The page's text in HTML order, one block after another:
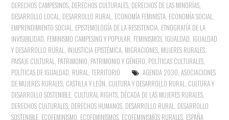
DERECHOS CAMPESINOS, DERECHOS CULTURALES, DERECHOS DE LAS MINORÍAS,
DESARROLLO LOCAL, DESARROLLO RURAL, ECONOMÍA FEMINISTA, ECONOMÍA SOCIAL,
EMPRENDIMIENTO SOCIAL, EPISTEMOLOGÍA DE LA RESISTENCIA, ETNOGRAFÍA DE LA
INVISIBILIDAD, FEMINISMO CAMPESINO Y POPULAR, FEMINISMOS, IGUALDAD, IGUALDAD
Y DESARROLLO RURAL, INJUSTICIA EPISTÉMICA, MIGRACIONES, MUJERES RURALES,
PAISAJE CULTURAL, PATRIMONIO, PATRIMONIO Y GÉNERO, POLÍTICAS CULTURALES,
POLÍTICAS DE IGUALDAD, RURAL,TERRITORIO AGENDA 2030, ASOCIACIONES
DE MUJERES RURALES, CASTILLA Y LEÓN, CULTURA Y DESARROLLO RURAL, CULTURA Y
DESARROLLO SOSTENIBLE, CULTURAL RIGHTS, DÉCADA DE LAS MUJERES RURALES,
DERECHOS CULTURALES, DERECHOS HUMANOS, DESARROLLO RURAL, DESARROLLO
SOSTENIBLE, ECOFEMINISMO, ECOFEMINISMOS, ECOFEMINISMOS RURALES, ESPAÑA